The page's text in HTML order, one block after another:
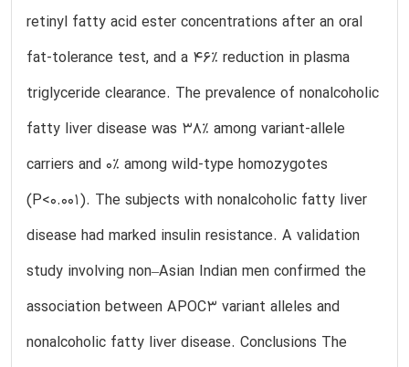
retinyl fatty acid ester concentrations after an oral
fat-tolerance test, and a 46% reduction in plasma
triglyceride clearance. The prevalence of nonalcoholic
fatty liver disease was 38% among variant-allele
carriers and 0% among wild-type homozygotes
(P<0.001). The subjects with nonalcoholic fatty liver
disease had marked insulin resistance. A validation
study involving non–Asian Indian men confirmed the
association between APOC3 variant alleles and
nonalcoholic fatty liver disease. Conclusions The